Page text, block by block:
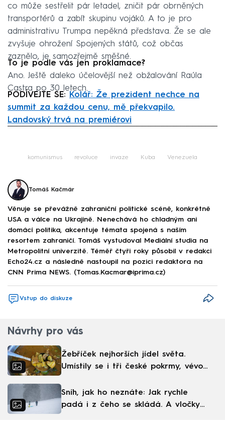
co může sestřelit pár letadel, zničit pár obrněných
transportérů a zabít skupinu vojáků. A to je pro
administrativu Trumpa nepěkná představa. Že se ale
zvyšuje ohrožení Spojených států, což občas
zaznělo, je samozřejmě směšné.
To je podle vás jen proklamace?
Ano. Ještě daleko účelovější než obžalování Raúla
Castra po 30 letech.
PODÍVEJTE SE:
Kolář: Že prezident nechce na
summit za každou cenu, mě překvapilo.
Landovský trvá na premiérovi
komunismus revoluce invaze Kuba Venezuela
Tomáš Kačmár
Věnuje se převážně zahraniční politické scéně, konkrétně
USA a válce na Ukrajině. Nenechává ho chladným ani
domácí politika, akcentuje témata spojená s naším
resortem zahraničí. Tomáš vystudoval Mediální studia na
Metropolitní univerzitě. Téměř čtyři roky působil v redakci
Echo24.cz a následně nastoupil na pozici redaktora na
CNN Prima NEWS. (Tomas.Kacmar@iprima.cz)
Vstup do diskuze
Návrhy pro vás
Žebříček nejhorších jídel světa.
Umístily se i tři české pokrmy, vévodí
Sníh, jak ho neznáte: Jak rychle
padá i z čeho se skládá. A vločky